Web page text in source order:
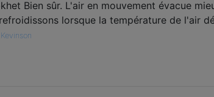
Bien sûr. L'air en mouvement évacue
lorsque la température de l'air